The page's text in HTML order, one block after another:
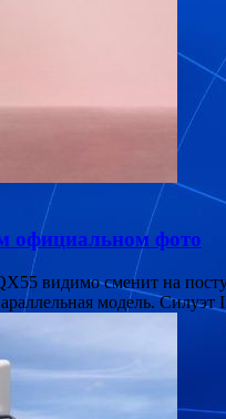
официальном фото
видимо сменит на
модель.